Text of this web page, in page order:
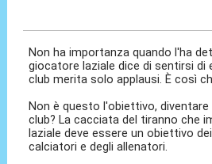
Non ha importanza quando l'ha
giocatore laziale dice di sentirsi di
club merita solo applausi. È così
Non è questo l'obiettivo, diventare
club? La cacciata del tiranno che
laziale deve essere un obiettivo
calciatori e degli allenatori.